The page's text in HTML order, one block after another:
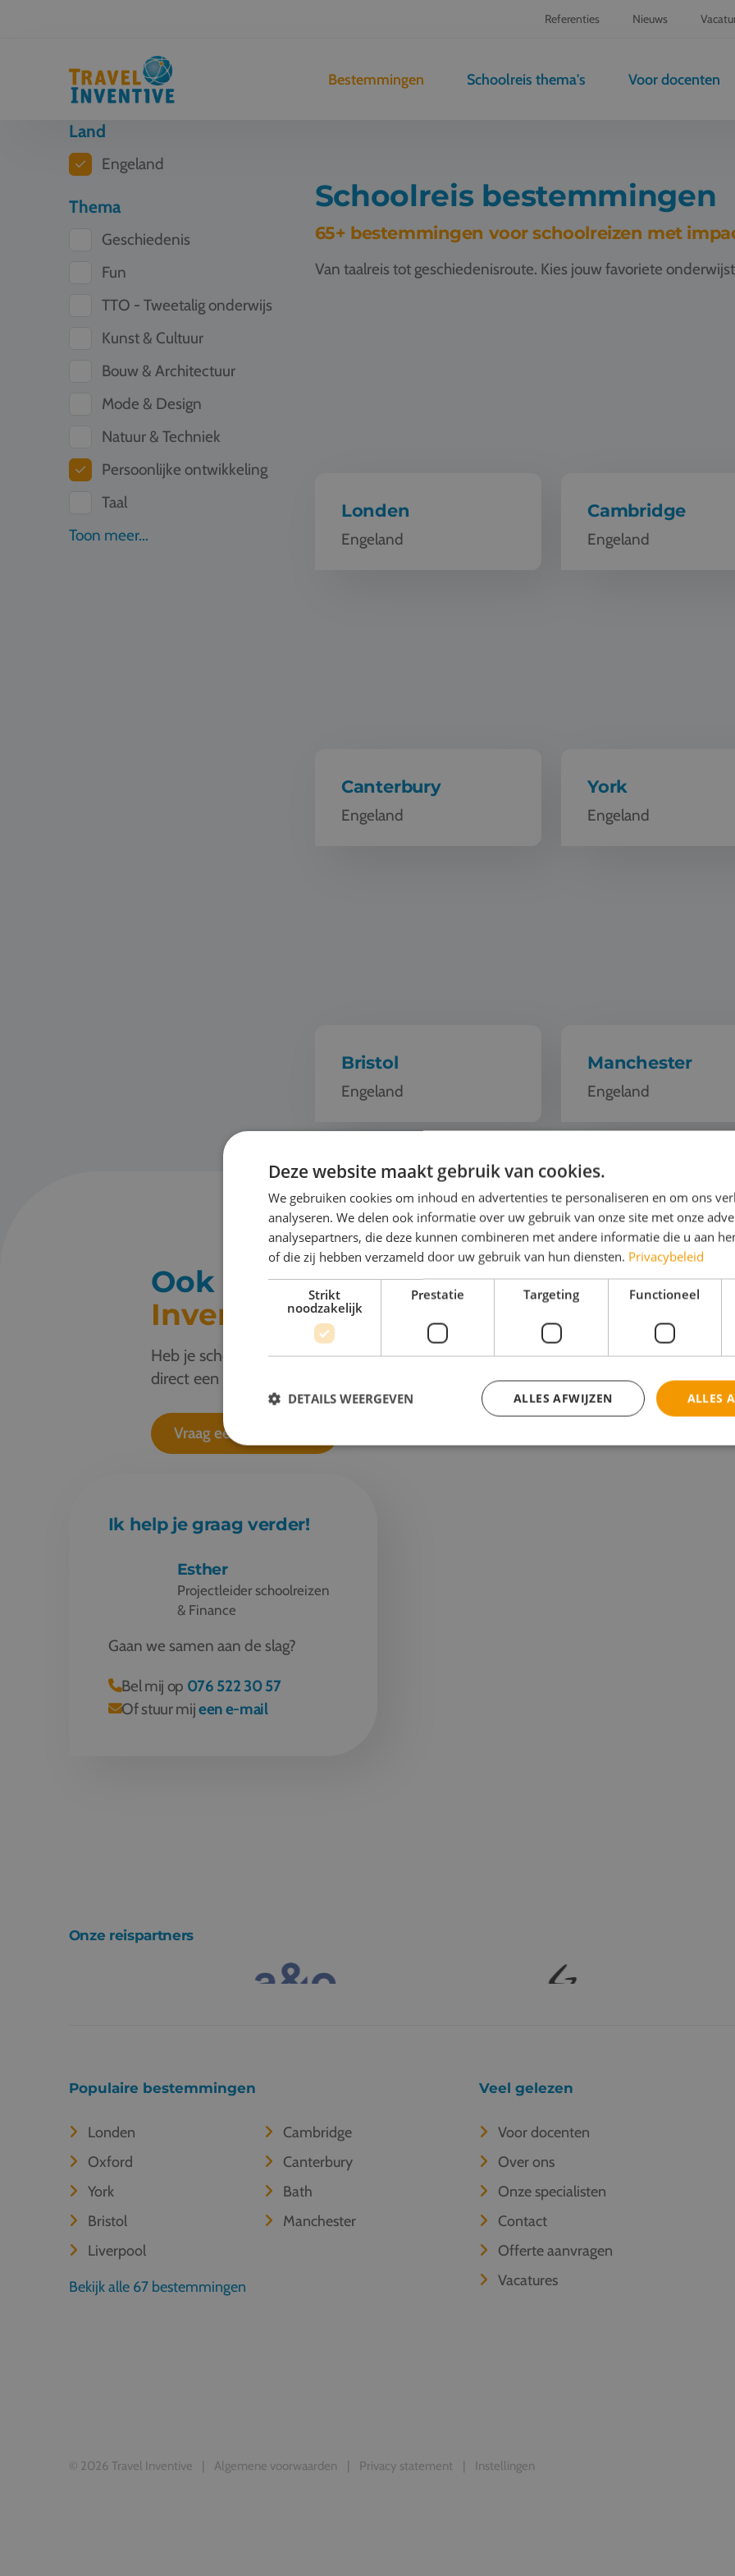
Referenties Nieuws
Bestemmingen Schoolreis thema's Voor docenten
Land
Engeland
Thema
Geschiedenis
Fun
TTO - Tweetalig onderwijs
Kunst & Cultuur
Bouw & Architectuur
Mode & Design
Natuur & Techniek
Persoonlijke ontwikkeling
Taal
Toon meer...
Schoolreis bestemmingen
65+ bestemmingen voor schoolreizen met
Van taalreis tot geschiedenisroute. Kies jouw favoriete
Londen
Engeland
Cambridge
Engeland
Canterbury
Engeland
York
Engeland
Bristol
Engeland
Manchester
Engeland
Ook een buitengewone schoolreis
Inventive?
Heb je schoolreisplannen? Stuur mij een mail en ik help je verder om het beste uit
direct een offerte aan. Je ontvangt een verrassend advies, gebaseerd op jouw
Vraag een offerte aan
Ik help je graag verder!
Esther
Projectleider schoolreizen
& Finance
Gaan we samen aan de slag?
Bel mij op 076 522 30 57
Of stuur mijeen e-mail
Onze reispartners
Populaire bestemmingen
Londen
Cambridge
Oxford
Canterbury
York
Bath
Bristol
Manchester
Liverpool
Bekijk alle 67 bestemmingen
Veel gelezen
Voor docenten
Over ons
Onze specialisten
Contact
Offerte aanvragen
Vacatures
© 2026 Travel Inventive Algemene voorwaarden Privacy statement Instellingen
Deze website maakt gebruik van cookies.
We gebruiken cookies om inhoud en advertenties te personaliseren en om ons
analyseren. We delen ook informatie over uw gebruik van onze site met onze
analysepartners, die deze kunnen combineren met andere informatie die u aan
of die zij hebben verzameld door uw gebruik van hun diensten. Privacybeleid
Strikt
noodzakelijk
Prestatie Targeting Functioneel
ALLES
ALLES AFWIJZEN
DETAILS WEERGEVEN